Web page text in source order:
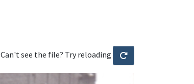
Can't see the file? Try reloading